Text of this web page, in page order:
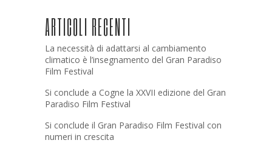
ARTICOLI RECENTI
La necessità di adattarsi al cambiamento
climatico è l’insegnamento del Gran Paradiso
Film Festival
Si conclude a Cogne la XXVII edizione del Gran
Paradiso Film Festival
Si conclude il Gran Paradiso Film Festival con
numeri in crescita